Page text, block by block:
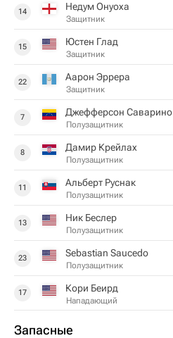
14 Недум Онуоха
Защитник
15 Юстен Глад
Защитник
22 Аарон Эррера
Защитник
7 Джефферсон Саварино
Полузащитник
8 Дамир Крейлах
Полузащитник
11 Альберт Руснак
Полузащитник
13 Ник Беслер
Полузащитник
23 Sebastian Saucedo
Полузащитник
17 Кори Беирд
Нападающий
Запасные